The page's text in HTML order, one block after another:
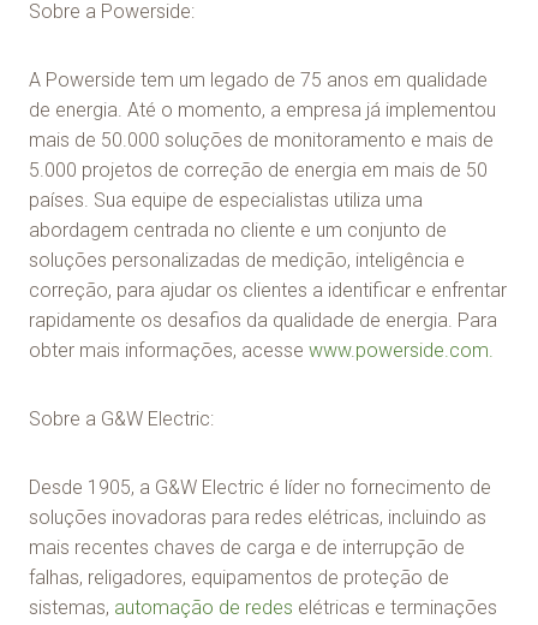
Sobre a Powerside:
A Powerside tem um legado de 75 anos em qualidade
de energia. Até o momento, a empresa já implementou
mais de 50.000 soluções de monitoramento e mais de
5.000 projetos de correção de energia em mais de 50
países. Sua equipe de especialistas utiliza uma
abordagem centrada no cliente e um conjunto de
soluções personalizadas de medição, inteligência e
correção, para ajudar os clientes a identificar e enfrentar
rapidamente os desafios da qualidade de energia. Para
obter mais informações, acesse www.powerside.com.
Sobre a G&W Electric:
Desde 1905, a G&W Electric é líder no fornecimento de
soluções inovadoras para redes elétricas, incluindo as
mais recentes chaves de carga e de interrupção de
falhas, religadores, equipamentos de proteção de
sistemas, automação de redes elétricas e terminações